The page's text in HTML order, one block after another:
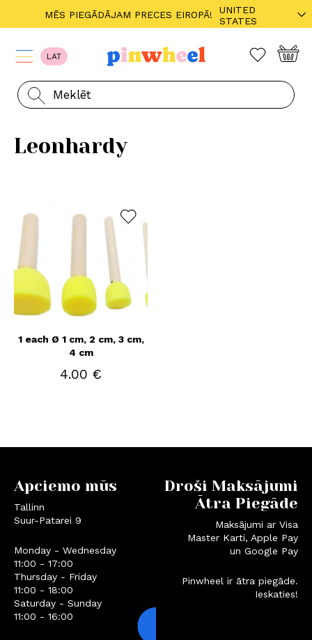
LAT
Leonhardy
1 each Ø 1 cm, 2 cm, 3 cm,
4 cm
4.00 €
Apciemo mūs
Tallinn
Suur-Patarei 9
Monday - Wednesday
11:00 - 17:00
Thursday - Friday
11:00 - 18:00
Saturday - Sunday
11:00 - 16:00
Droši Maksājumi
Ātra Piegāde
Maksājumi ar Visa
Master Karti, Apple Pay
un Google Pay
Pinwheel ir ātra piegāde.
Ieskaties!
MĒS PIEGĀDĀJAM PRECES EIROPĀ!
UNITED
STATES